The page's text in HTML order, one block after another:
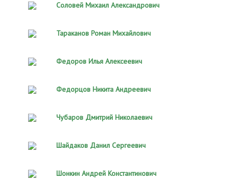
Соловей Михаил Александрович
Тараканов Роман Михайлович
Федоров Илья Алексеевич
Федорцов Никита Андреевич
Чубаров Дмитрий Николаевич
Шайдаков Данил Сергеевич
Шонкин Андрей Константинович